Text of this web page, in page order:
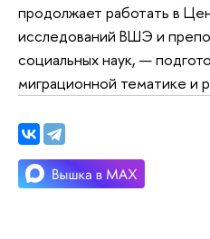
продолжает работать в
исследований ВШЭ и
социальных наук, —
миграционной тематике и